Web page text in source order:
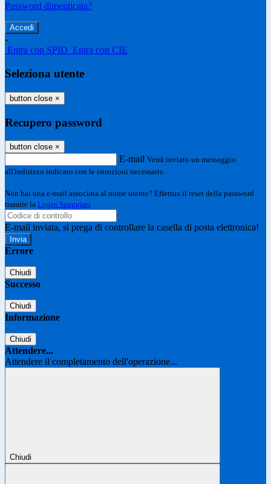
Password dimenticata?
-
Entra con SPID Entra con CIE
Seleziona utente
button close ×
Recupero password
button close ×
E-mail Verrà inviato un messaggio
all'indirizzo indicato con le istruzioni necessarie.
Non hai una e-mail associata al nome utente? Effettua il reset della password
tramite la Login Spaggiari
E-mail inviata, si prega di controllare la casella di posta elettronica!
Errore
Chiudi
Successo
Chiudi
Informazione
Chiudi
Attendere...
Attendere il completamento dell'operazione...
Chiudi